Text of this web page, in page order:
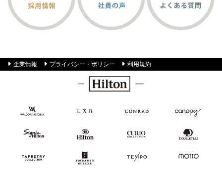
企業情報 プライバシー・ポリシー 利用規約
Hilton
Waldorf
Astoria
Resorts
LXR
Conrad
Canopy by
Hilton
SignisaHilton
Hilton
Hotels
Resorts
Curio
Collection
DoubleTree
by
Tapestry
Collection
Embassy
Suites
TEMPO MOTTO